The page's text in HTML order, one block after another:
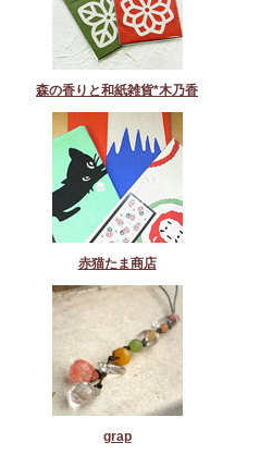
森の香りと和紙雑貨*木乃香
赤猫たま商店
grap